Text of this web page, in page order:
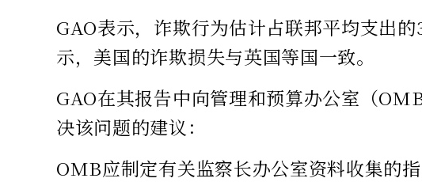
GAO表示，诈欺行为估计占联邦平均支出
示，美国的诈欺损失与英国等国一致。
GAO在其报告中向管理和预算办公室（
决该问题的建议：
OMB应制定有关监察长办公室资料收集的